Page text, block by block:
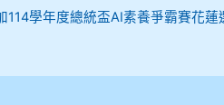
學年度總統盃AI素養爭霸賽花蓮